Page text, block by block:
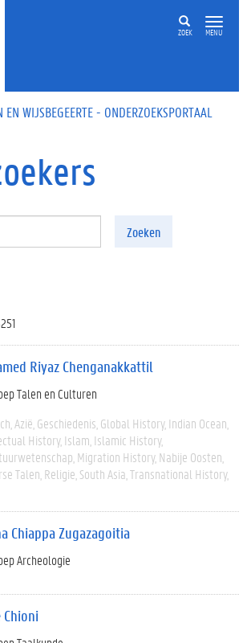
gaan
ZOEK MENU
EN WIJSBEGEERTE - ONDERZOEKSPORTAAL
Zoeken
Riyaz Chenganakkattil
Talen en Culturen
Azië Geschiedenis Global History Indian Ocean
History Islam Islamic History
Migration History Nabije Oosten
Talen Religie South Asia Transnational History
Chiappa Zugazagoitia
Archeologie
Chioni